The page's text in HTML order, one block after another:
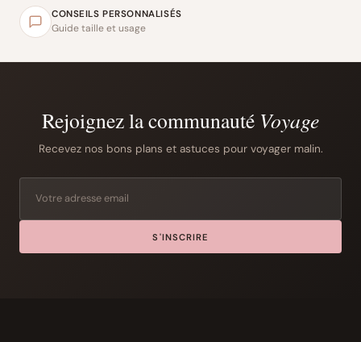
CONSEILS PERSONNALISÉS
Guide taille et usage
Rejoignez la communauté Voyage
Recevez nos bons plans et astuces pour voyager malin.
S'INSCRIRE